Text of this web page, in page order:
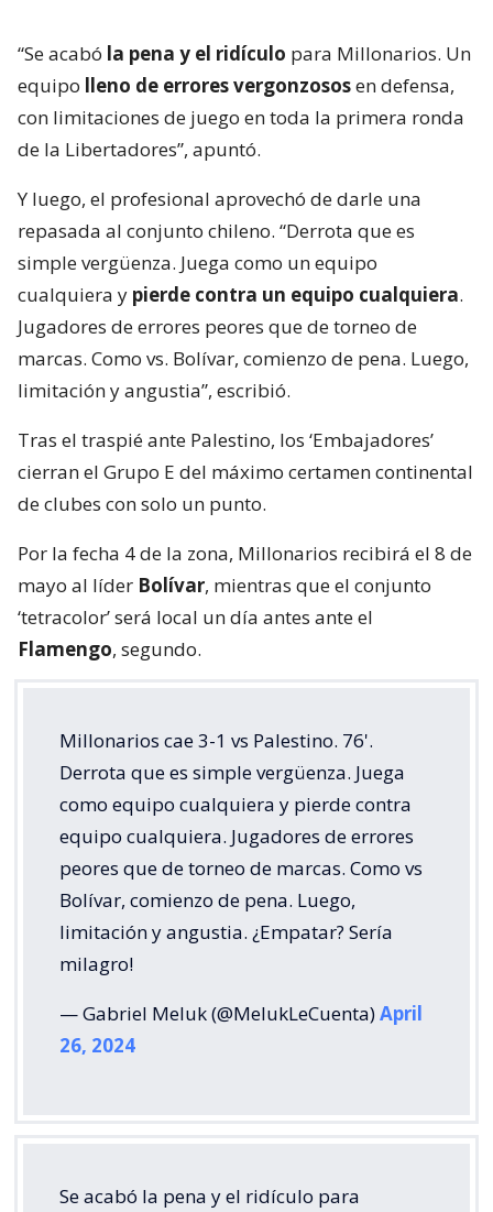
“Se acabó la pena y el ridículo para Millonarios. Un
equipo lleno de errores vergonzososen defensa,
con limitaciones de juego en toda la primera ronda
de la Libertadores”, apuntó.
Y luego, el profesional aprovechó de darle una
repasada al conjunto chileno. “Derrota que es
simple vergüenza. Juega como un equipo
cualquiera y pierde contra un equipo cualquiera.
Jugadores de errores peores que de torneo de
marcas. Como vs. Bolívar, comienzo de pena. Luego,
limitación y angustia”, escribió.
Tras el traspié ante Palestino, los ‘Embajadores’
cierran el Grupo E del máximo certamen continental
de clubes con solo un punto.
Por la fecha 4 de la zona, Millonarios recibirá el 8 de
mayo al líder Bolívar, mientras que el conjunto
‘tetracolor’ será local un día antes ante el
Flamengo, segundo.
Millonarios cae 3-1 vs Palestino. 76'.
Derrota que es simple vergüenza. Juega
como equipo cualquiera y pierde contra
equipo cualquiera. Jugadores de errores
peores que de torneo de marcas. Como vs
Bolívar, comienzo de pena. Luego,
limitación y angustia. ¿Empatar? Sería
milagro!
— Gabriel Meluk (@MelukLeCuenta)April
26, 2024
Se acabó la pena y el ridículo para